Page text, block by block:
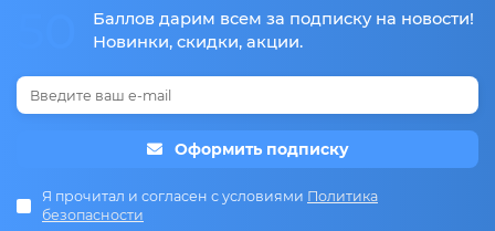
Баллов дарим всем за подписку на новости!
Новинки, скидки, акции.
Оформить подписку
Я прочитал и согласен с условиями Политика
безопасности